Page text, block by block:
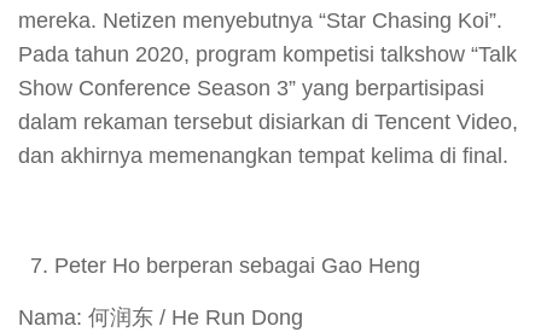
mereka. Netizen menyebutnya “Star Chasing Koi”.
Pada tahun 2020, program kompetisi talkshow “Talk
Show Conference Season 3” yang berpartisipasi
dalam rekaman tersebut disiarkan di Tencent Video,
dan akhirnya memenangkan tempat kelima di final.
Peter Ho berperan sebagai Gao Heng
Nama: 何润东 / He Run Dong